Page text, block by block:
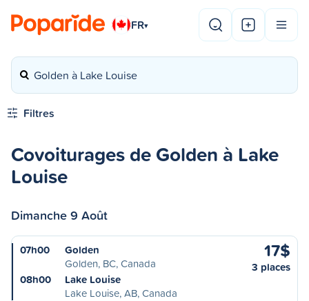
FR▾
Golden à Lake Louise
Filtres
Covoiturages de Golden à Lake
Louise
Dimanche 9 Août
07h00
Golden
Golden, BC, Canada
08h00
Lake Louise
Lake Louise, AB, Canada
17$
3 places